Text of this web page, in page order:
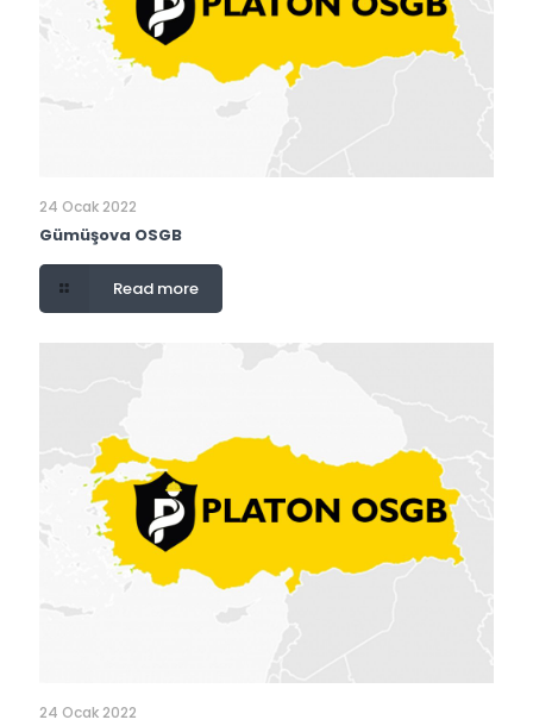
24 Ocak 2022
Gümüşova OSGB
Read more
24 Ocak 2022